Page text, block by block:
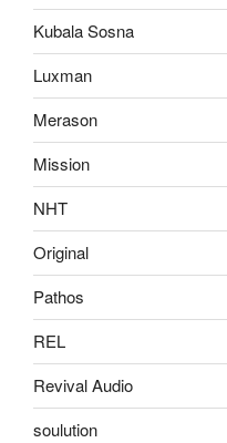
Kubala Sosna
Luxman
Merason
Mission
NHT
Original
Pathos
REL
Revival Audio
soulution